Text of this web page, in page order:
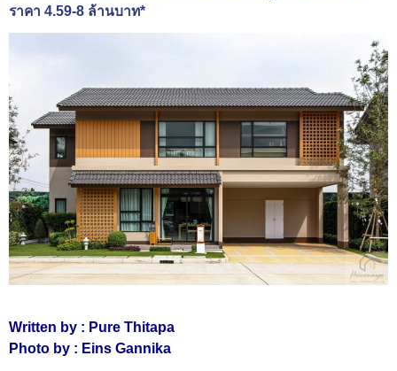
ราคา 4.59-8 ล้านบาท*
Written by : Pure Thitapa
Photo by : Eins Gannika